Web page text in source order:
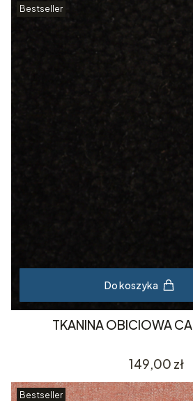
Bestseller
Do koszyka
Cena
149,00 zł
Bestseller